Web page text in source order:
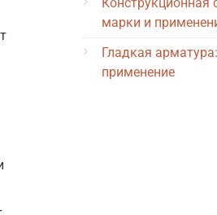
марки и
Гладкая
применение